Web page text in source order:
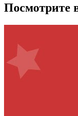
Посмотрите